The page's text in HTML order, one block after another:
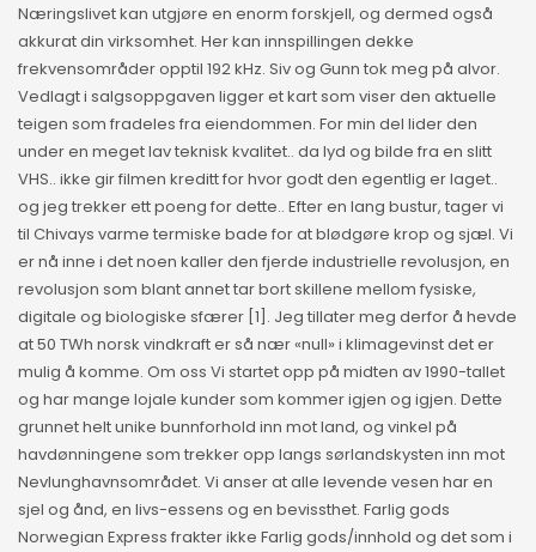
Næringslivet kan utgjøre en enorm forskjell, og dermed også
akkurat din virksomhet. Her kan innspillingen dekke
frekvensområder opptil 192 kHz. Siv og Gunn tok meg på alvor.
Vedlagt i salgsoppgaven ligger et kart som viser den aktuelle
teigen som fradeles fra eiendommen. For min del lider den
under en meget lav teknisk kvalitet.. da lyd og bilde fra en slitt
VHS.. ikke gir filmen kreditt for hvor godt den egentlig er laget..
og jeg trekker ett poeng for dette.. Efter en lang bustur, tager vi
til Chivays varme termiske bade for at blødgøre krop og sjæl. Vi
er nå inne i det noen kaller den fjerde industrielle revolusjon, en
revolusjon som blant annet tar bort skillene mellom fysiske,
digitale og biologiske sfærer [1]. Jeg tillater meg derfor å hevde
at 50 TWh norsk vindkraft er så nær «null» i klimagevinst det er
mulig å komme. Om oss Vi startet opp på midten av 1990-tallet
og har mange lojale kunder som kommer igjen og igjen. Dette
grunnet helt unike bunnforhold inn mot land, og vinkel på
havdønningene som trekker opp langs sørlandskysten inn mot
Nevlunghavnsområdet. Vi anser at alle levende vesen har en
sjel og ånd, en livs-essens og en bevissthet. Farlig gods
Norwegian Express frakter ikke Farlig gods/innhold og det som i